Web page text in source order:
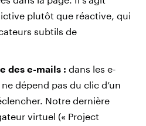
plutôt que réactive, qui
subtils de
des e-mails : dans les e-
dépend pas du clic d’un
Notre dernière
virtuel (« Project